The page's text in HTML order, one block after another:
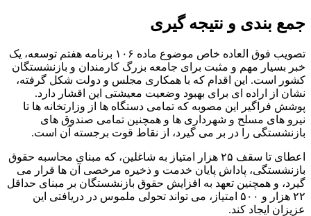
جمع بندی و نتیجه گیری
تصویب فوق العاده خاص موضوع ماده ۱۰۶ برنامه هفتم توسعه، یک
خبر بسیار مهم و مثبت برای جامعه بزرگ کارمندان و بازنشستگان
کشور است. این اقدام که با همکاری مجلس و دولت شکل گرفته،
نشان از اراده ای برای بهبود وضعیت معیشتی این اقشار دارد.
پوشش فراگیر این مصوبه که تمامی دستگاه ها از وزارتخانه ها تا
نیرو های مسلح و شهرداری ها و همچنین تمامی صندوق های
بازنشستگی را در بر می گیرد، از نقاط قوت برجسته آن است.
اعطای تا سقف ۲۵ هزار امتیاز به شاغلین، که مبنای محاسبه حقوق
بازنشستگی، پاداش پایان خدمت و ذخیره مرخصی آن ها قرار می
گیرد، و همچنین تعهد به افزایش حقوق بازنشستگان بر مبنای حداقل
۲۲ هزار و ۵۰۰ امتیاز، می تواند تحولی ملموس در دریافتی این
عزیزان ایجاد کند.